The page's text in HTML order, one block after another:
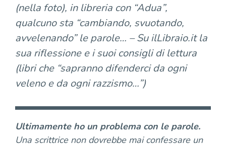
(nella foto), in libreria con “Adua”,
qualcuno sta “cambiando, svuotando,
avvelenando” le parole… – Su ilLibraio.it la
sua riflessione e i suoi consigli di lettura
(libri che “sapranno difenderci da ogni
veleno e da ogni razzismo…”)
Ultimamente ho un problema con le parole.
Una scrittrice non dovrebbe mai confessare un